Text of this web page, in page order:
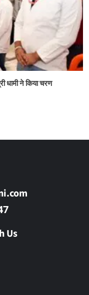
धामी ने किया चरण
Us